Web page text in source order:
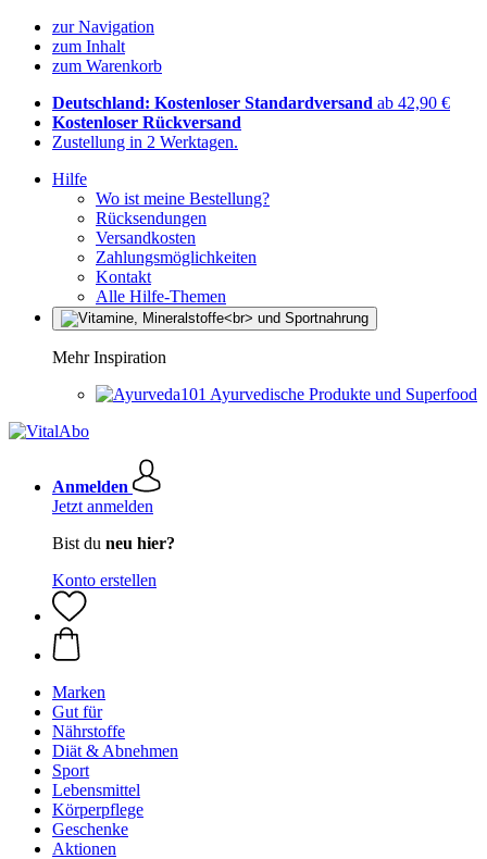
zur Navigation
zum Inhalt
zum Warenkorb
Deutschland: Kostenloser Standardversand ab 42,90 €
Kostenloser Rückversand
Zustellung in 2 Werktagen.
Hilfe
Wo ist meine Bestellung?
Rücksendungen
Versandkosten
Zahlungsmöglichkeiten
Kontakt
Alle Hilfe-Themen
Mehr Inspiration
Ayurvedische Produkte und Superfood
Anmelden
Jetzt anmelden
Bist du neu hier?
Konto erstellen
Marken
Gut für
Nährstoffe
Diät & Abnehmen
Sport
Lebensmittel
Körperpflege
Geschenke
Aktionen